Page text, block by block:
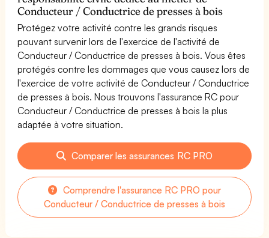
Conducteur / Conductrice de presses à bois
Protégez votre activité contre les grands risques
pouvant survenir lors de l'exercice de l'activité de
Conducteur / Conductrice de presses à bois. Vous êtes
protégés contre les dommages que vous causez lors de
l'exercice de votre activité de Conducteur / Conductrice
de presses à bois. Nous trouvons l'assurance RC pour
Conducteur / Conductrice de presses à bois la plus
adaptée à votre situation.
Comparer les assurances RC PRO
Comprendre l'assurance RC PRO pour
Conducteur / Conductrice de presses à bois